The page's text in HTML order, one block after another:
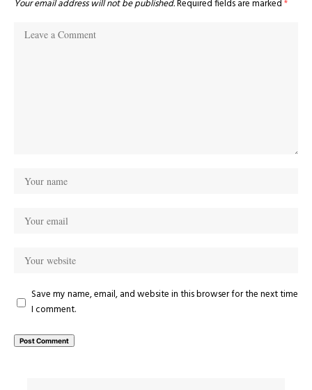
Your email address will not be published.Required fields are marked*
Save my name, email, and website in this browser for the next time
I comment.